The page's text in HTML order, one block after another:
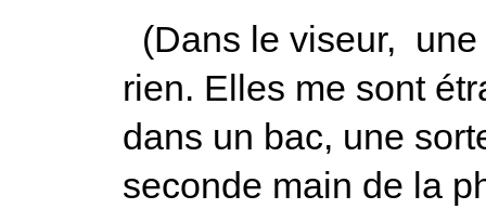
(Dans le viseur,
rien. Elles me sont
dans un bac, une
seconde main de la